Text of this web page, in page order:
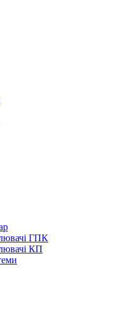
ГПК
КП